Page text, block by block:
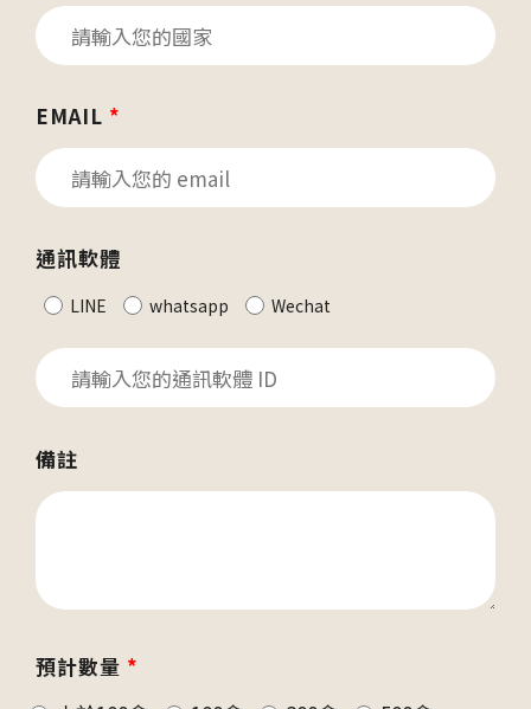
EMAIL *
通訊軟體
LINE whatsapp Wechat
備註
預計數量 *